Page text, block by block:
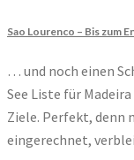
Sao Lourenco – Bis zum
… und noch einen
See Liste für
Ziele. Perfekt, denn
eingerechnet,